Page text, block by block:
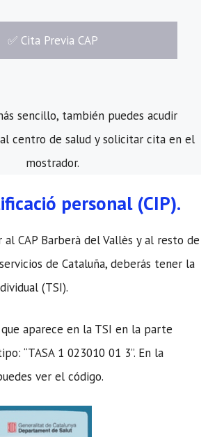
​✅​ Cita Previa CAP
sencillo, también puedes acudir
centro de salud y solicitar cita en el
mostrador.
personal (CIP).
al CAP Barberà del Vallès y al resto de
de Cataluña, deberás tener la
(TSI).
aparece en la TSI en la parte
“TASA 1 023010 01 3”. En la
ver el código.